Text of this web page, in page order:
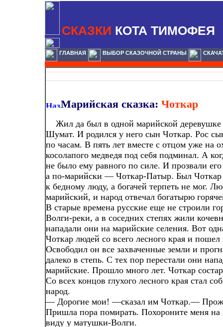
СКАЗКИ КОТА ТИМОФЕЯ
ГЛАВНАЯ ВЫБОР СКАЗОЧНОЙ СТРАНЫ
Марийская сказка: Чоткар
Жил да был в одной марийской
Шумат. И родился у него сын Чоткар. Рос
по часам. В пять лет вместе с отцом уже на
косолапого медведя под себя подминал. А
не было ему равного по силе. И прозвали
а по-марийски — Чоткар-Патыр. Был Чоткар
к бедному люду, а богачей терпеть не мог.
марийский, и народ отвечал богатырю
В старые времена русские еще не строили
Волги-реки, а в соседних степях жили
нападали они на марийские селения. Вот
Чоткар людей со всего лесного края и
Освободил он все захваченные земли и
далеко в степь. С тех пор перестали они
марийские. Прошло много лет. Чоткар
Со всех концов глухого лесного края стал
народ.
— Дорогие мои! —сказал им Чоткар.—
Пришла пора помирать. Похороните меня на
виду у матушки-Волги.